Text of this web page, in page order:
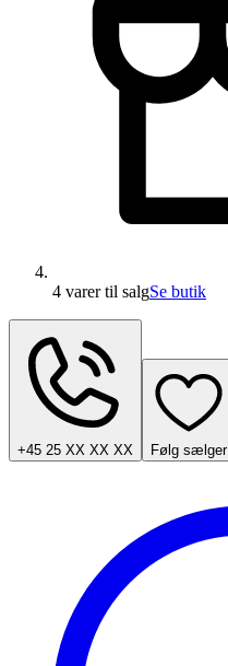
4 varertil salgSe butik
+45 25 XX XX XX Følg sælger